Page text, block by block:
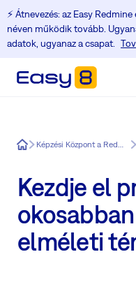
⚡️ Átnevezés: az Easy
néven működik tovább.
adatok, ugyanaz a csapat.
Easy8 Képzési Központ a Redmine felhasználók számára
Kezdje el
elméleti